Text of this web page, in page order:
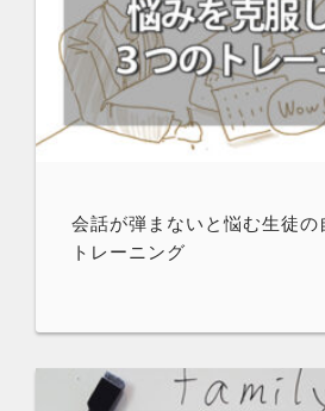
会話が弾まないと悩む生徒
トレーニング